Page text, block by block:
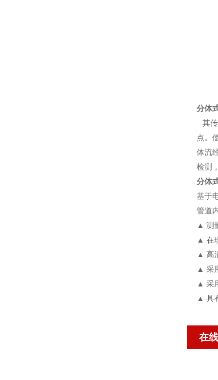
分体
其传
点。
体流
检测
分体
基于
管道
▲ 测
▲ 在
▲ 高
▲ 采
▲ 采
▲ 具
在